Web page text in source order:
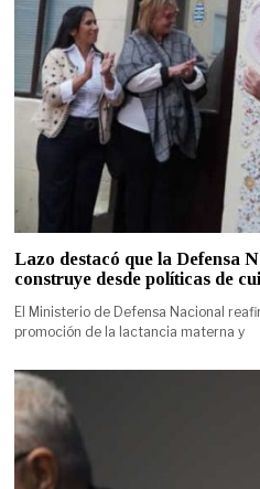
Lazo destacó que la Defensa
construye desde políticas de
El Ministerio de Defensa Nacional
promoción de la lactancia materna y